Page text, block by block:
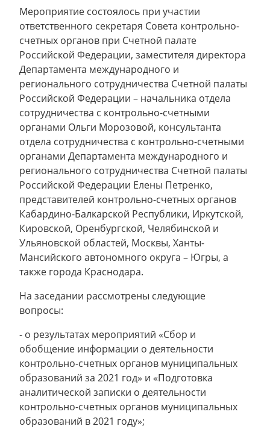
Мероприятие состоялось при участии
ответственного секретаря Совета контрольно-
счетных органов при Счетной палате
Российской Федерации, заместителя директора
Департамента международного и
регионального сотрудничества Счетной палаты
Российской Федерации – начальника отдела
сотрудничества с контрольно-счетными
органами Ольги Морозовой, консультанта
отдела сотрудничества с контрольно-счетными
органами Департамента международного и
регионального сотрудничества Счетной палаты
Российской Федерации Елены Петренко,
представителей контрольно-счетных органов
Кабардино-Балкарской Республики, Иркутской,
Кировской, Оренбургской, Челябинской и
Ульяновской областей, Москвы, Ханты-
Мансийского автономного округа – Югры, а
также города Краснодара.
На заседании рассмотрены следующие
вопросы:
- о результатах мероприятий «Сбор и
обобщение информации о деятельности
контрольно-счетных органов муниципальных
образований за 2021 год» и «Подготовка
аналитической записки о деятельности
контрольно-счетных органов муниципальных
образований в 2021 году»;